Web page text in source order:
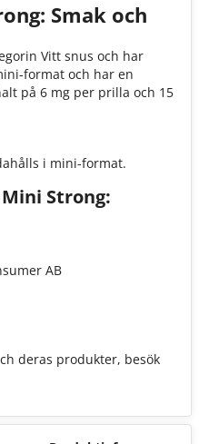
Smak och
Vitt snus och har
format och har en
på 6 mg per prilla och 15
i mini-format.
Strong:
AB
deras produkter, besök